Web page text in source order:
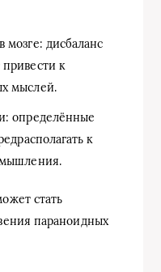
дисбаланс
к
мыслей.
определённые
к
мышления.
стать
параноидных